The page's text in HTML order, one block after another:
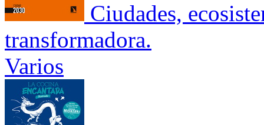
Ciudades,
transformadora.
Varios